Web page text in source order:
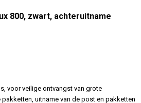
800, zwart, achteruitname
voor veilige ontvangst van grote
uitname van de post en pakketten